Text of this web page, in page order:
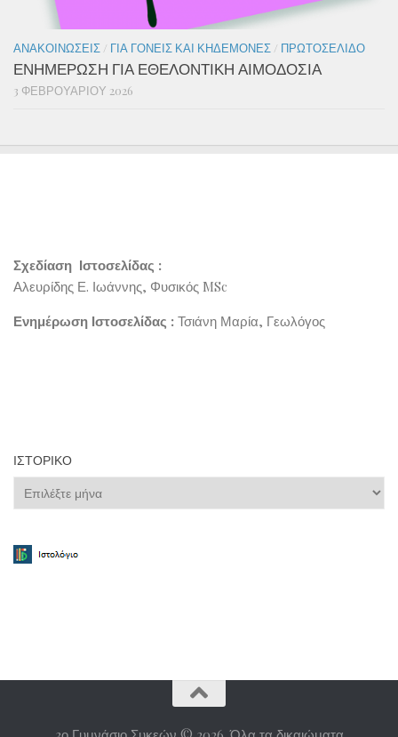
ΑΝΑΚΟΙΝΏΣΕΙΣ / ΓΙΑ ΓΟΝΕΊΣ ΚΑΙ ΚΗΔΕΜΌΝΕΣ / ΠΡΩΤΟΣΈΛΙΔΟ
ΕΝΗΜΕΡΩΣΗ ΓΙΑ ΕΘΕΛΟΝΤΙΚΗ ΑΙΜΟΔΟΣΙΑ
3 ΦΕΒΡΟΥΑΡΊΟΥ 2026
Σχεδίαση Ιστοσελίδας :
Αλευρίδης Ε. Ιωάννης, Φυσικός MSc
Ενημέρωση Ιστοσελίδας : Τσιάνη Μαρία, Γεωλόγος
ΙΣΤΟΡΙΚΌ
Ιστορικό